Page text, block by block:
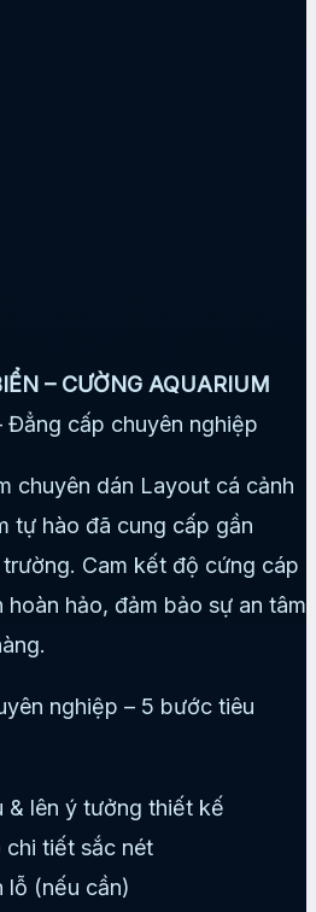
– CƯỜNG AQUARIUM
cấp chuyên nghiệp
chuyên dán Layout cá cảnh
tự hào đã cung cấp gần
Cam kết độ cứng cáp
hảo, đảm bảo sự an tâm
nghiệp – 5 bước tiêu
& lên ý tưởng thiết kế
chi tiết sắc nét
lỗ (nếu cần)